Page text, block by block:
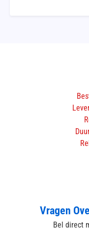
Vragen
Bel direct